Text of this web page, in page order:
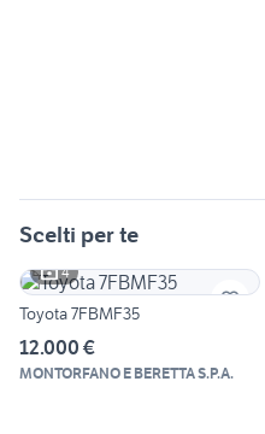
Scelti per te
4
Toyota 7FBMF35
12.000 €
MONTORFANO E BERETTA S.P.A.